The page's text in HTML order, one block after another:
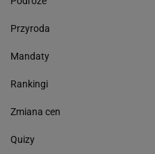
Przyroda
Mandaty
Rankingi
Zmiana cen
Quizy